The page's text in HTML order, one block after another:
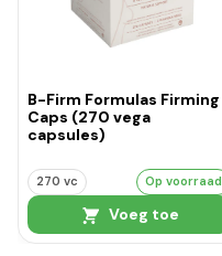
B-Firm Formulas Firming
Caps (270 vega
capsules)
270 vc Op voorraad
Voeg toe